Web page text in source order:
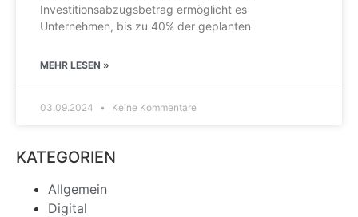
Investitionsabzugsbetrag ermöglicht es
Unternehmen, bis zu 40% der geplanten
MEHR LESEN »
03.09.2024 Keine Kommentare
KATEGORIEN
Allgemein
Digital